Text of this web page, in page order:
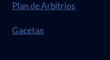
Plan de Arbitrios
Gacetas